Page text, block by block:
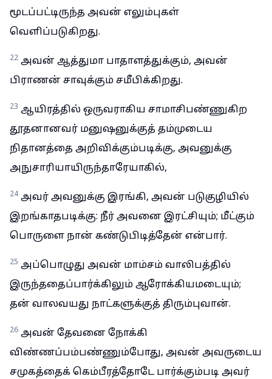
மூடப்பட்டிருந்த அவன் எலும்புகள்
வெளிப்படுகிறது.
22 அவன் ஆத்துமா பாதாளத்துக்கும், அவன்
பிராணன் சாவுக்கும் சமீபிக்கிறது.
23 ஆயிரத்தில் ஒருவராகிய சாமாசிபண்ணுகிற
தூதனானவர் மனுஷனுக்குத் தம்முடைய
நிதானத்தை அறிவிக்கும்படிக்கு, அவனுக்கு
அநுசாரியாயிருந்தாரேயாகில்,
24 அவர் அவனுக்கு இரங்கி, அவன் படுகுழியில்
இறங்காதபடிக்கு: நீர் அவனை இரட்சியும்; மீட்கும்
பொருளை நான் கண்டுபிடித்தேன் என்பார்.
25 அப்பொழுது அவன் மாம்சம் வாலிபத்தில்
இருந்ததைப்பார்க்கிலும் ஆரோக்கியமடையும்;
தன் வாலவயது நாட்களுக்குத் திரும்புவான்.
26 அவன் தேவனை நோக்கி
விண்ணப்பம்பண்ணும்போது, அவன் அவருடைய
சமுகத்தைக் கெம்பீரத்தோடே பார்க்கும்படி அவர்